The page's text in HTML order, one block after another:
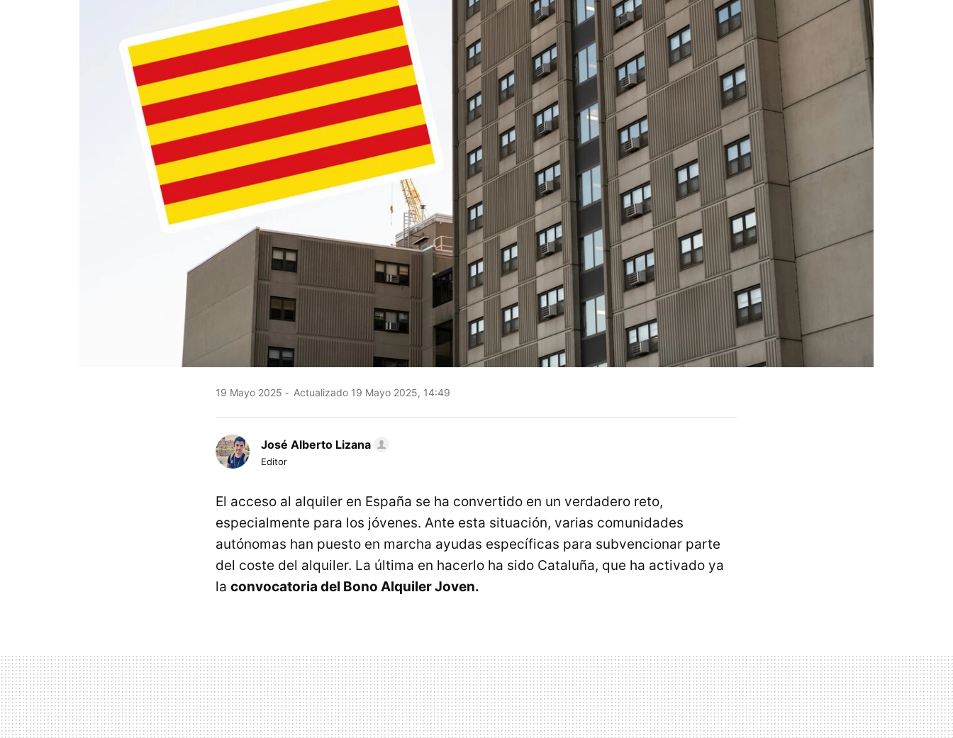
19 Mayo 2025 Actualizado 19 Mayo 2025, 14:49
José Alberto Lizana
Editor
El acceso al alquiler en España se ha convertido en un verdadero reto,
especialmente para los jóvenes. Ante esta situación, varias comunidades
autónomas han puesto en marcha ayudas específicas para subvencionar parte
del coste del alquiler. La última en hacerlo ha sido Cataluña, que ha activado ya
la convocatoria del Bono Alquiler Joven.